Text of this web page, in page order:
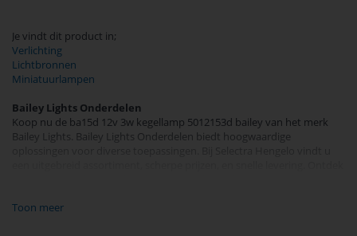
Je vindt dit product in;
Verlichting
Lichtbronnen
Miniatuurlampen
Bailey Lights Onderdelen
Koop nu de ba15d 12v 3w kegellamp 5012153d bailey van het merk
Bailey Lights. Bailey Lights Onderdelen biedt hoogwaardige
Toon meer